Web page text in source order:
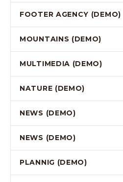
FOOTER AGENCY (DEMO)
MOUNTAINS (DEMO)
MULTIMEDIA (DEMO)
NATURE (DEMO)
NEWS (DEMO)
NEWS (DEMO)
PLANNIG (DEMO)